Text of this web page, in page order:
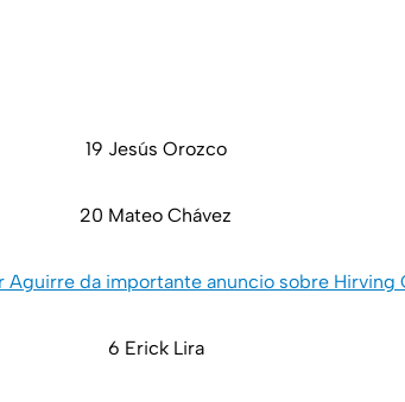
19 Jesús Orozco
20 Mateo Chávez
Aguirre da importante anuncio sobre Hirving
6 Erick Lira